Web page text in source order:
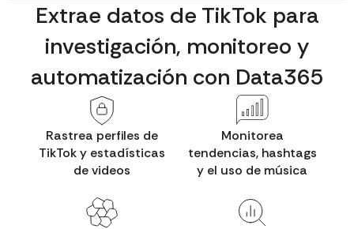
Extrae datos de TikTok para
investigación, monitoreo y
automatización con Data365
Rastrea perfiles de
TikTok y estadísticas
de videos
Monitorea
tendencias, hashtags
y el uso de música